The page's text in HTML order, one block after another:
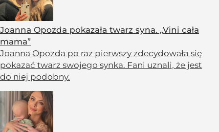
Joanna Opozda pokazała twarz syna. „Vini cała
mama”
Joanna Opozda po raz pierwszy zdecydowała się
pokazać twarz swojego synka. Fani uznali, że jest
do niej podobny.